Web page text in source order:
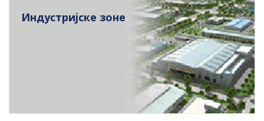
Индустријске зоне